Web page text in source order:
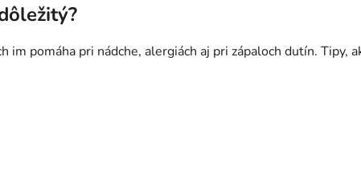
im pomáha pri nádche, alergiách aj pri zápaloch dutín. Tipy,